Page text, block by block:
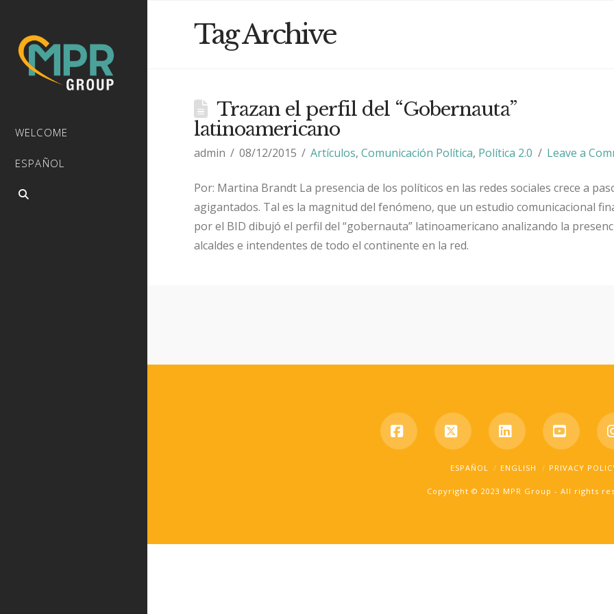
WELCOME
ESPAÑOL
Tag Archive
Trazan el perfil del “Gobernauta”
latinoamericano
admin 08/12/2015 Artículos,Comunicación Política, Política 2.0 Leave a
Por: Martina Brandt La presencia de los políticos en las redes sociales crece a
agigantados. Tal es la magnitud del fenómeno, que un estudio comunicacional
por el BID dibujó el perfil del “gobernauta” latinoamericano analizando la
alcaldes e intendentes de todo el continente en la red.
Facebook
X LinkedIn
ESPAÑOL ENGLISH PRIVACY
Copyright © 2023 MPR Group - All rights